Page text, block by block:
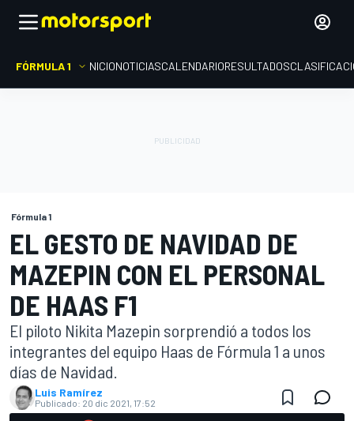
FÓRMULA 1 INICIONOTICIASCALENDARIORESULTADOS
Fórmula 1
EL GESTO DE NAVIDAD DE
MAZEPIN CON EL PERSONAL
DE HAAS F1
El piloto Nikita Mazepin sorprendió a todos los
integrantes del equipo Haas de Fórmula 1 a unos
días de Navidad.
Luis Ramírez
Publicado: 20 dic 2021, 17:52